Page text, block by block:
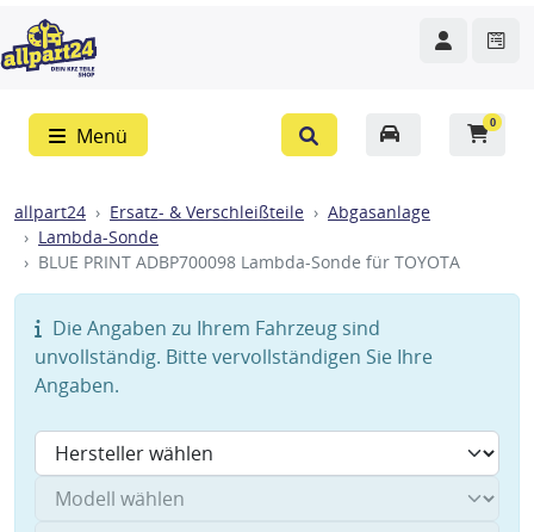
Menü
0
allpart24 Ersatz- & Verschleißteile
Abgasanlage
Lambda-Sonde
BLUE PRINT ADBP700098 Lambda-Sonde für TOYOTA
Die Angaben zu Ihrem Fahrzeug sind
unvollständig. Bitte vervollständigen Sie Ihre
Angaben.